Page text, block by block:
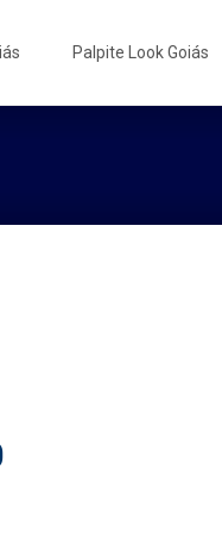
Palpite Look Goiás